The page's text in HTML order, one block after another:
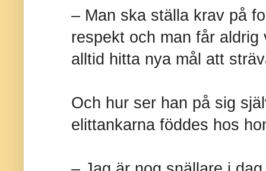
– Man ska ställa krav på
respekt och man får
alltid hitta nya mål att
Och hur ser han på sig
elittankarna föddes hos